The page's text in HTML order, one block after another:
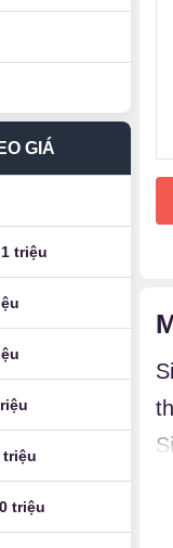
GIÁ
triệu
triệu
triệu